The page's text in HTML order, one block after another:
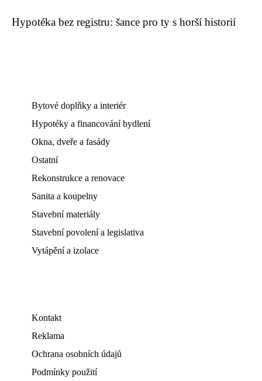
Hypotéka bez registru: šance pro ty s horší historií
Bytové doplňky a interiér
Hypotéky a financování bydlení
Okna, dveře a fasády
Ostatní
Rekonstrukce a renovace
Sanita a koupelny
Stavební materiály
Stavební povolení a legislativa
Vytápění a izolace
Kontakt
Reklama
Ochrana osobních údajů
Podmínky použití